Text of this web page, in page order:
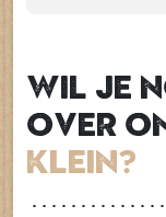
Wil je
over
klein?